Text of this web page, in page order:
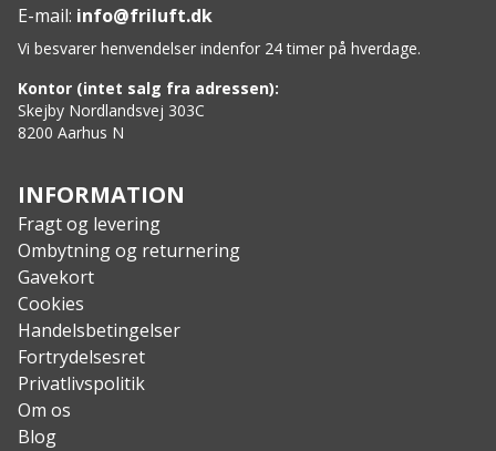
I rustfrit stål af høj kvalitet 18/8
Pulverlakering af høj kvalitet til farvede modeller
Fri for BPA og ftalater
Specs:
Størrelse: h 263 x ø 82 mm
Kapacitet: 1000 ml
E-mail: info@friluft.dk
Vi besvarer henvendelser indenfor 24 timer på hverdage.
Kontor (intet salg fra adressen):
Skejby Nordlandsvej 303C
8200 Aarhus N
INFORMATION
Fragt og levering
Ombytning og returnering
Gavekort
Cookies
Handelsbetingelser
Fortrydelsesret
Privatlivspolitik
Om os
Blog